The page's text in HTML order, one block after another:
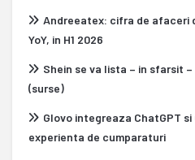
Andreeatex: cifra de afaceri
YoY, in H1 2026
Shein se va lista – in sfarsit
(surse)
Glovo integreaza ChatGPT
experienta de cumparaturi